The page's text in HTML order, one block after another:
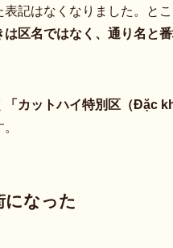
記はなくなりました。と
は区名ではなく、通り名と
「カットハイ特別区（Đặc
になった